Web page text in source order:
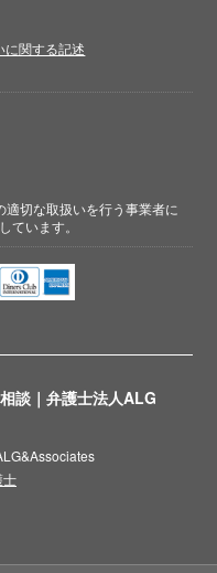
談｜弁護士法人ALG
に関する記述
切な取扱いを行う事業者に
ています。
士